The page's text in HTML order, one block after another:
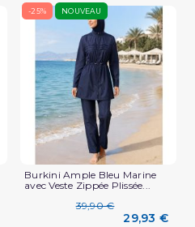
-25% NOUVEAU
Burkini Ample Bleu Marine
avec Veste Zippée Plissée...
39,90 €
29,93 €